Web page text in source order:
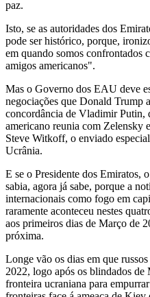
paz.
Isto, se as autoridades dos
pode ser histórico, porque,
em quando somos confrontados
amigos americanos".
Mas o Governo dos EAU deve
negociações que Donald Trump
concordância de Vladimir Putin,
americano reunia com Zelensky
Steve Witkoff, o enviado
Ucrânia.
E se o Presidente dos Emiratos,
sabia, agora já sabe, porque a
internacionais como fogo em
raramente aconteceu nestes
aos primeiros dias de Março de
próxima.
Longe vão os dias em que
2022, logo após os blindados de
fronteira ucraniana para